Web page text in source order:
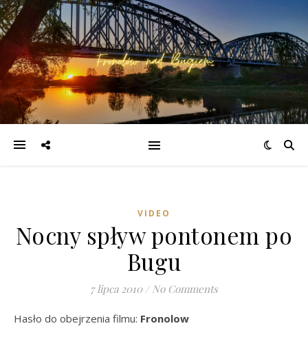
VIDEO
Nocny spływ pontonem po
Bugu
7 lipca 2010 / No Comments
Hasło do obejrzenia filmu: Fronolow